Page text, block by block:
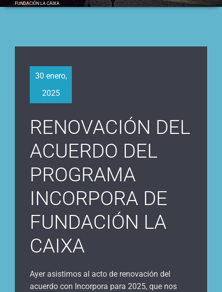
FUNDACIÓN LA CAIXA
30 enero,
2025
RENOVACIÓN DEL
ACUERDO DEL
PROGRAMA
INCORPORA DE
FUNDACIÓN LA
CAIXA
Ayer asistimos al acto de renovación del
acuerdo con Incorpora para 2025, que nos